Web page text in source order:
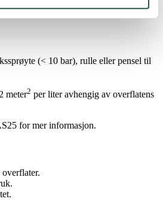
(< 10 bar), rulle eller pensel til
meter2 per liter avhengig av overflatens
for mer informasjon.